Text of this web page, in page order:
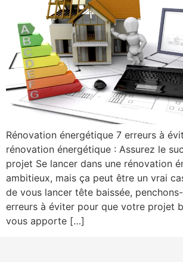
Rénovation énergétique 7 erreurs à
rénovation énergétique : Assurez le
projet Se lancer dans une rénovation
ambitieux, mais ça peut être un vrai
de vous lancer tête baissée,
erreurs à éviter pour que votre projet
vous apporte […]